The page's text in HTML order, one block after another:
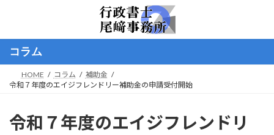
ン
へ
ー
ョ
コラム
HOME コラム
補助金
令和７年度のエイジフレンドリー補助金の申請受付開始
令和７年度のエイジフレンドリ